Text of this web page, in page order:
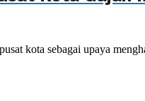
kota sebagai upaya